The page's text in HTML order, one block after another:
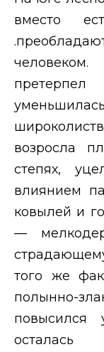
вместо
претерпел
возросла
степях,
влиянием
ковылей и
—
того же
полынно-